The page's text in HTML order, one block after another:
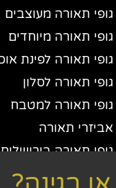
גופי תאורה מעוצבים
גופי תאורה מיוחדים
גופי תאורה לפינת
גופי תאורה לסלון
גופי תאורה למטבח
אביזרי תאורה
גופי תאורה בירושלים